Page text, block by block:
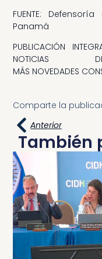
FUENTE:
Panamá
PUBLICACIÓN
NOTICIAS
MÁS NOVEDADES
Comparte la
Anterior
También